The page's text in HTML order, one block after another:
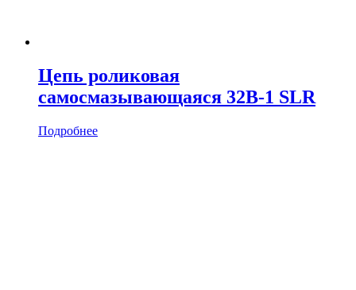
Цепь роликовая
cамосмазывающаяся 32B-1 SLR
Подробнее